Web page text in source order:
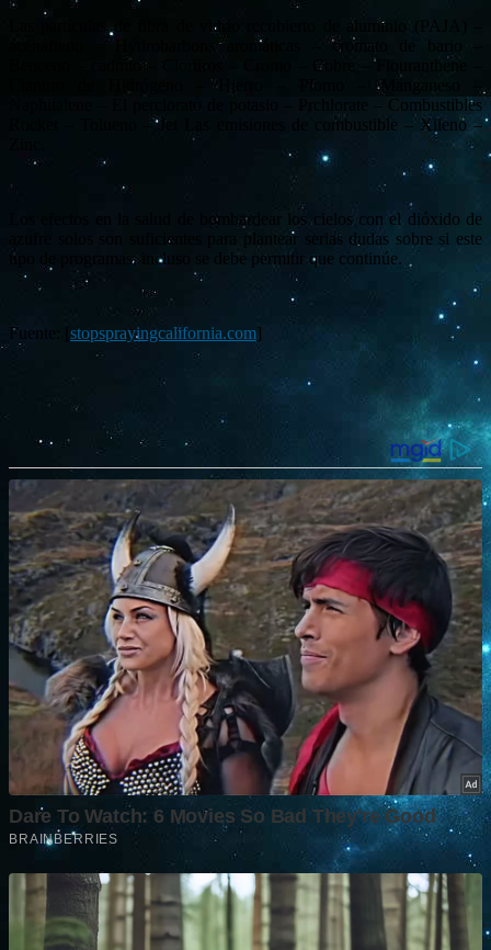
Las partículas de fibra de vidrio recubierto de aluminio (PAJA) –
acenafteno – Hydrobarbons aromáticas – cromato de bario –
Benceno – cadmio – Cloruros – Cromo – Cobre – Flouranthene –
Cianuro de Hidrógeno – Hierro – Plomo – Manganeso –
Naphitalene – El perclorato de potasio – Prchlorate – Combustibles
Rocket – Tolueno – Jet Las emisiones de combustible – Xileno –
Los efectos en la salud de bombardear los cielos con el dióxido de
azufre solos son suficientes para plantear serias dudas sobre si este
tipo de programas, incluso se debe permitir que continúe.
Fuente: [ stopsprayingcalifornia.com]